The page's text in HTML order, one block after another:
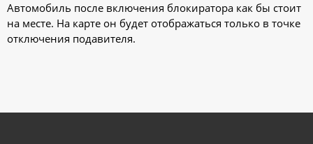
Автомобиль после включения блокиратора как бы стоит
на месте. На карте он будет отображаться только в точке
отключения подавителя.